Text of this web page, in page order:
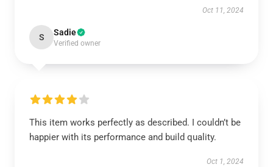
Oct 11, 2024
S Sadie
Verified owner
This item works perfectly as described. I couldn’t be
happier with its performance and build quality.
Oct 1, 2024